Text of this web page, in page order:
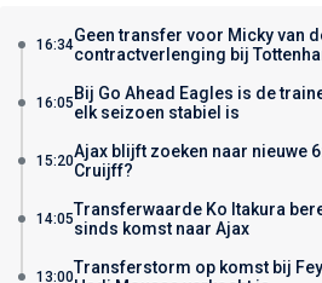
16:34Geen transfer voor Micky van
contractverlenging bij
16:05 Bij Go Ahead Eagles is de
elk seizoen stabiel is
15:20Ajax blijft zoeken naar nieuwe
Cruijff?
14:05Transferwaarde Ko Itakura
sinds komst naar Ajax
13:00Transferstorm op komst bij